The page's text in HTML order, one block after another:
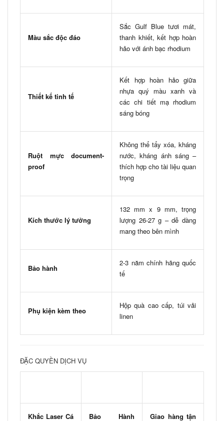
Màu sắc độc đáo
Sắc Gulf Blue tươi mát,
thanh khiết, kết hợp hoàn
hảo với ánh bạc rhodium
Thiết kế tinh tế
Kết hợp hoàn hảo giữa
nhựa quý màu xanh và
các chi tiết mạ rhodium
sáng bóng
Ruột mực document-
proof
Không thể tẩy xóa, kháng
nước, kháng ánh sáng –
thích hợp cho tài liệu quan
trọng
Kích thước lý tưởng
132 mm x 9 mm, trọng
lượng 26-27 g – dễ dàng
mang theo bên mình
Bảo hành
2-3 năm chính hãng quốc
tế
Phụ kiện kèm theo
Hộp quà cao cấp, túi vải
linen
ĐẶC QUYỀN DỊCH VỤ
Khắc Laser Cá Bảo Hành Giao hàng tận